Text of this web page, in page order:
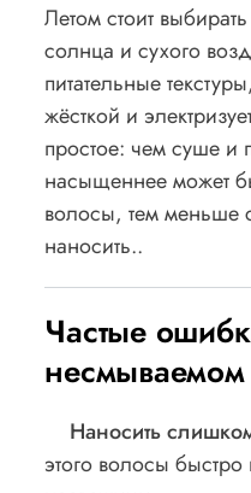
Летом стоит
солнца и сухого
питательные
жёсткой и
простое: чем суше и
насыщеннее может
волосы, тем меньше
наносить..
Частые
Наносить
этого волосы